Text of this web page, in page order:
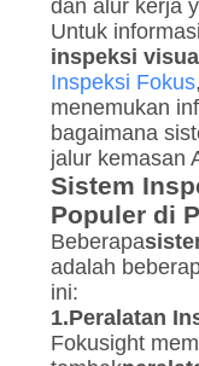
dan alur kerja
Untuk
inspeksi
Inspeksi Fokus
menemukan
bagaimana
jalur kemasan
Sistem
Populer di
Beberapa
adalah
ini:
1.Peralatan
Fokusight